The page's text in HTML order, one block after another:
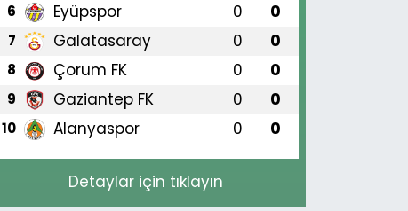
6 Eyüpspor 0 0
7 Galatasaray 0 0
8 Çorum FK 0 0
9 Gaziantep FK 0 0
10 Alanyaspor 0 0
Detaylar için tıklayın